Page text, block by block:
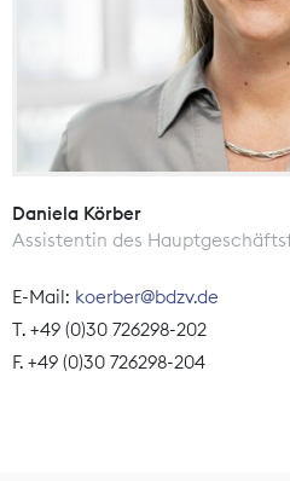
Daniela Körber
Assistentin des
E-Mail: koerber@bdzv.de
T. +49 (0)30 726298-202
F. +49 (0)30 726298-204